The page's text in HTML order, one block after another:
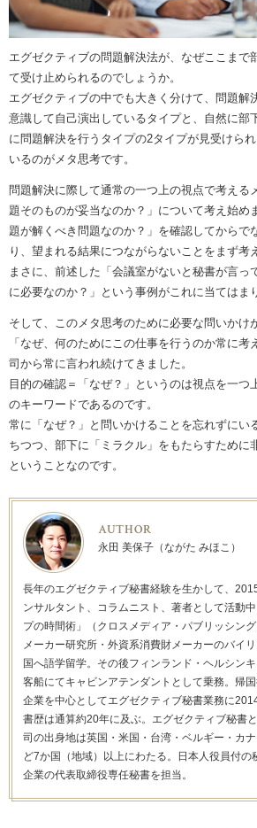
エグゼクティブの問題解決法が、なぜここまで
て受け止められるのでしょうか。
エグゼクティブの中でも大きく分けて、問題解
意識して自己演出しているタイプと、自然に部
に問題解決を行うタイプの2タイプが見受けら
いるのがメタ思考です。
問題解決に際して通常の一つ上の視点で考える
題そのものが妥当なのか？」について考え始め
題が解くべき問題なのか？」を確認してからで
り、望まれる結果につながらないことをまず考
まさに、前述した「会議室がないと秘書が言っ
に必要なのか？」という事例がこれに当てはま
そして、このメタ思考のために必要な問いかけ
「なぜ、何のためにこの仕事を行うのか常に考
司から常に言われ続けてきました。
目的の確認＝「なぜ？」というのは視点を一つ
のキーワードであるのです。
常に「なぜ？」と問いかけることを忘れずにい
ちつつ、部下に「ミラクル」をもたらすために
ということなのです。
AUTHOR
永田 美保子（ながた みほこ）
長年のエグゼクティブ秘書経験を生かして、
ンサルタント、コラムニスト、著者として活動
プの時間術」（クロスメディア・パブリッシン
メーカー研究所・外資系消費財メーカーのバイ
国へ語学留学。その後フィンランド・ヘルシン
客船にてキャビンアテンダントとして乗務。帰
企業を中心としてエグゼクティブ秘書業務に
書歴は通算約20年に及ぶ。エグゼクティブ秘書
司の出身地は英国・米国・台湾・ベルギー・カ
ど7か国（地域）以上にわたる。日本人役員付の
企業の代表取締役専任秘書を担当。